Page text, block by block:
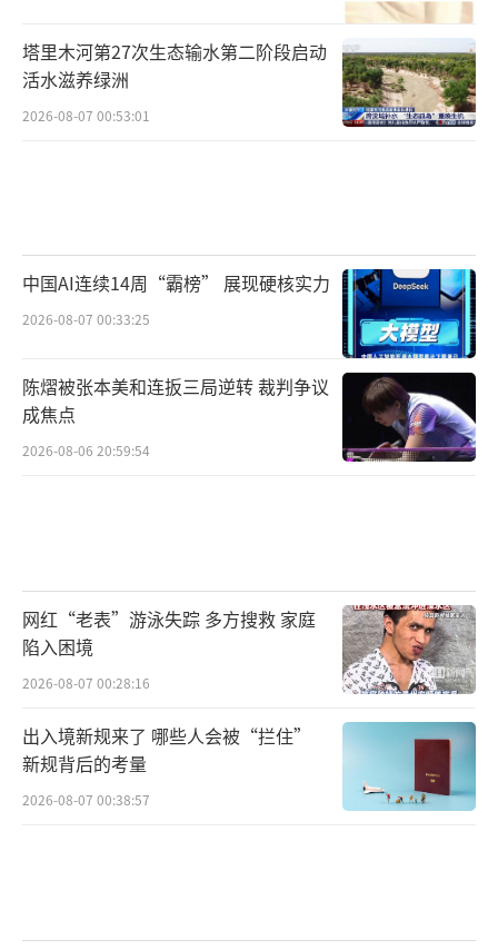
塔里木河第27次生态输水第二阶段启动
活水滋养绿洲
2026-08-07 00:53:01
中国AI连续14周“霸榜” 展现硬核实力
2026-08-07 00:33:25
陈熠被张本美和连扳三局逆转 裁判争议
成焦点
2026-08-06 20:59:54
网红“老表”游泳失踪 多方搜救 家庭
陷入困境
2026-08-07 00:28:16
出入境新规来了 哪些人会被“拦住”
新规背后的考量
2026-08-07 00:38:57